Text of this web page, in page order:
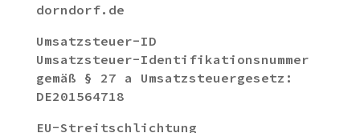
dorndorf.de
Umsatzsteuer-ID
Umsatzsteuer-Identifikationsnummer
gemäß § 27 a Umsatzsteuergesetz:
DE201564718
EU-Streitschlichtung